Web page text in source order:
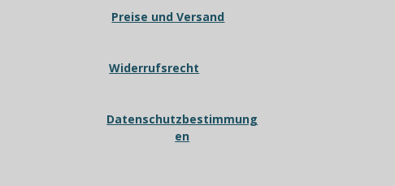
Preise und Versand
Widerrufsrecht
Datenschutzbestimmung
en